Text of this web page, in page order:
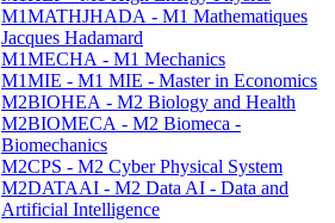
M1MATHJHADA - M1 Mathematiques
Jacques Hadamard
M1MECHA - M1 Mechanics
M1MIE - M1 MIE - Master in Economics
M2BIOHEA - M2 Biology and Health
M2BIOMECA - M2 Biomeca -
Biomechanics
M2CPS - M2 Cyber Physical System
M2DATAAI - M2 Data AI - Data and
Artificial Intelligence